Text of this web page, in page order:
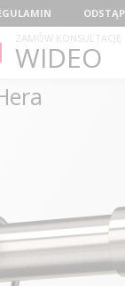
ZAMÓW KONSULTACJĘ
WIDEO